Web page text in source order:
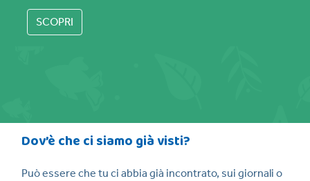
SCOPRI
Dov’è che ci siamo già visti?
Può essere che tu ci abbia già incontrato, sui giornali o